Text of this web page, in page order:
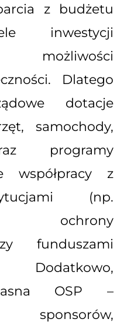
z budżetu
inwestycji
możliwości
Dlatego
dotacje
samochody,
programy
współpracy z
(np.
ochrony
funduszami
OSP –
sponsorów,